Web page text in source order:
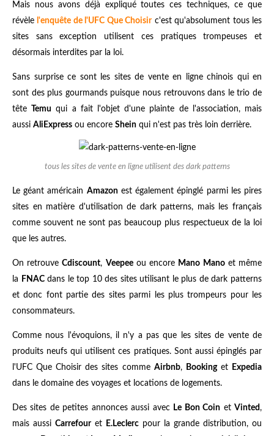
Mais nous avons déjà expliqué toutes ces techniques, ce que
révèle l'enquête de l'UFC Que Choisirc'est qu'absolument tous les
sites sans exception utilisent ces pratiques trompeuses et
désormais interdites par la loi.
Sans surprise ce sont les sites de vente en ligne chinois qui en
sont des plus gourmands puisque nous retrouvons dans le trio de
tête
Temu qui a fait l'objet d'une plainte de l'association, mais
aussi AliExpress ou encore Shein qui n'est pas très loin derrière.
tous les sites de vente en ligne utilisent des dark patterns
Le géant américain Amazonest également épinglé parmi les pires
sites en matière d'utilisation de dark patterns, mais les français
comme souvent ne sont pas beaucoup plus respectueux de la loi
que les autres.
On retrouveCdiscount, Veepeeou encore Mano Manoet même
la
FNACdans le top 10 des sites utilisant le plus de dark patterns
et donc font partie des sites parmi les plus trompeurs pour les
consommateurs.
Comme nous l'évoquions, il n'y a pas que les sites de vente de
produits neufs qui utilisent ces pratiques. Sont aussi épinglés par
l'UFC Que Choisir des sites comme Airbnb, Bookinget
Expedia
dans le domaine des voyages et locations de logements.
Des sites de petites annonces aussi avec Le Bon Coin etVinted,
mais aussi Carrefouret E.Leclerc pour la grande distribution, ou